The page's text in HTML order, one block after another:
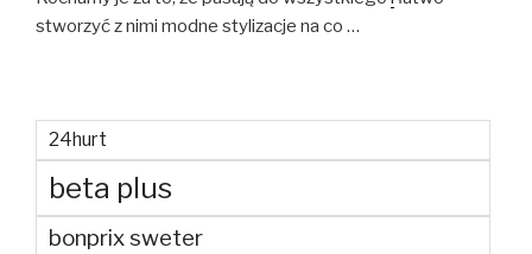
stworzyć z nimi modne stylizacje na co …
24hurt
beta plus
bonprix sweter